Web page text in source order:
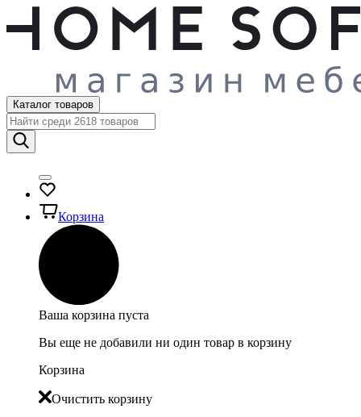
Каталог товаров
Корзина
Ваша корзина пуста
Вы еще не добавили ни один товар в корзину
Корзина
Очистить корзину